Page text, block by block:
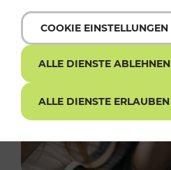
COOKIE EINSTELLUNGEN
ALLE DIENSTE ABLEHNEN
ALLE DIENSTE ERLAUBEN